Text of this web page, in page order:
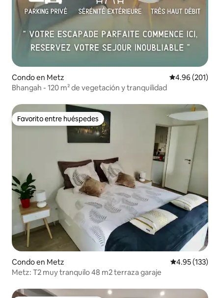
Condo en Metz Calificación
4.96 (201)
Bhangah - 120 m² de vegetación y tranquilidad
Favorito entre huéspedes
Favorito entre huéspedes
Condo en Metz Calificación
4.95 (133)
Metz: T2 muy tranquilo 48 m2 terraza garaje